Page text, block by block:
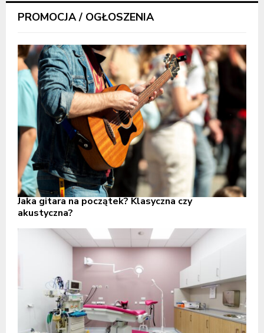
PROMOCJA / OGŁOSZENIA
Jaka gitara na początek? Klasyczna czy
akustyczna?